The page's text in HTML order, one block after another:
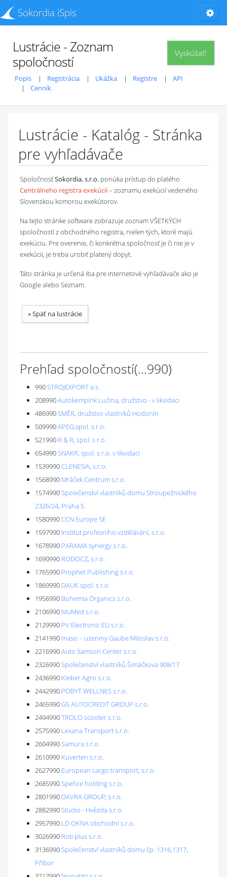
Sokordia iSpis
Vyskúšať!
Lustrácie - Zoznam
spoločností
Popis Registrácia Ukážka Registre
API
Cenník
Lustrácie - Katalóg - Stránka
pre vyhľadávače
SpoločnosťSokordia, s.r.o. ponúka prístup do platého
Centrálneho registra exekúcií– zoznamu exekúcií vedeného
Slovenskou komorou exekútorov.
Na tejto stránke software zobrazuje zoznam VŠETKÝCH
spoločností z obchodného registra, nielen tých, ktoré majú
exekúciu. Pre overenie, či konkrétna spoločnosť je či nie je v
exekúcii, je treba urobiť platený dopyt.
Táto stránka je určená iba pre internetové vyhľadávače ako je
Google alebo Seznam.
»Späť na lustrácie
Prehľad spoločností(...990)
990STROJEXPORT a.s.
208990Autokempink Lučina, družstvo - v likvidaci
486990SMĚR, družstvo vlastníků Hodonín
509990APEG,spol. s r.o.
521990 R & R, spol. s r.o.
654990SNAKR, spol. s r.o. v likvidaci
1539990CLENESIA, s.r.o.
1568990 Mráček Centrum s.r.o.
1574990Společenství vlastníků domu Stroupežnického
2326/24, Praha 5
1580990CCN Europe SE
1597990 Institut profesního vzdělávání, s.r.o.
1678990 PARAMA synergy s.r.o.
1690990 RODOCZ, s.r.o.
1765990 Prophet Publishing s.r.o.
1869990 DAUK spol. s r.o.
1956990 Bohemia Organics s.r.o.
2106990 MuMed s.r.o.
2129990 PV Electronic EU s.r.o.
2141990 maso – uzeniny Gaube Miloslav s.r.o.
2216990Auto Samson Center s.r.o.
2326990Společenství vlastníků Šimáčkova 908/17
2436990 Kleber Agro s.r.o.
2442990 POBYT WELLNES s.r.o.
2465990GS AUTOCREDIT GROUP s.r.o.
2494990TROLO scooter s.r.o.
2575990 Lexana Transport s.r.o.
2604990Samura s.r.o.
2610990 Kuverten s.r.o.
2627990 European cargo transport, s.r.o.
2685990Speřice holding s.r.o.
2801990 DAVRA GROUP, s.r.o.
2882990Studio - Hvězda s.r.o.
2957990 LD OKNA obchodní s.r.o.
3026990 Roti plus s.r.o.
3136990Společenství vlastníků domu čp. 1316,1317,
Příbor